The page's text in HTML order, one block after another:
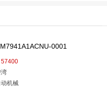
0001
57400
动机械